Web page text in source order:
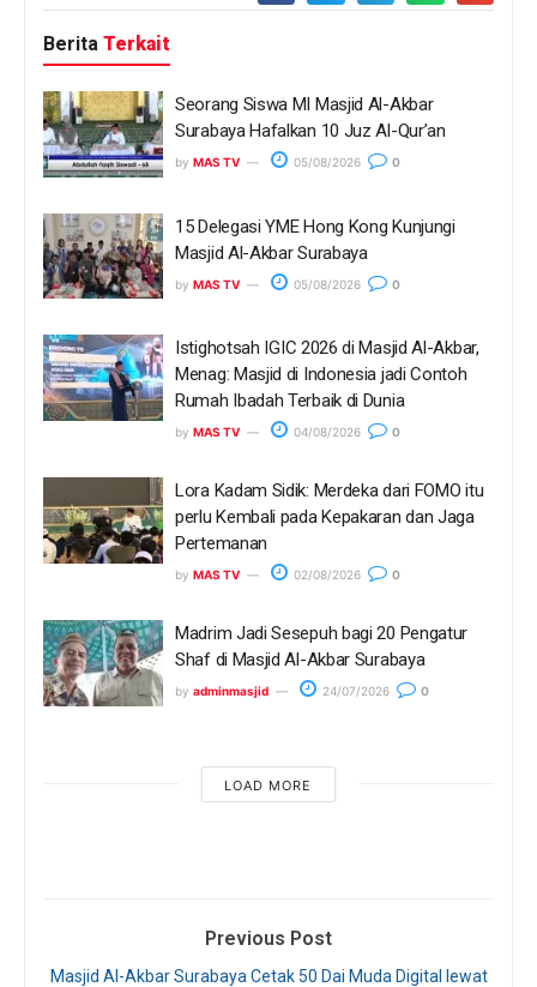
Berita Terkait
Seorang Siswa MI Masjid Al-Akbar
Surabaya Hafalkan 10 Juz Al-Qur’an
by MAS TV 05/08/2026 0
15 Delegasi YME Hong Kong Kunjungi
Masjid Al-Akbar Surabaya
by MAS TV 05/08/2026 0
Istighotsah IGIC 2026 di Masjid Al-Akbar,
Menag: Masjid di Indonesia jadi Contoh
Rumah Ibadah Terbaik di Dunia
by MAS TV 04/08/2026 0
Lora Kadam Sidik: Merdeka dari FOMO itu
perlu Kembali pada Kepakaran dan Jaga
Pertemanan
by MAS TV 02/08/2026 0
Madrim Jadi Sesepuh bagi 20 Pengatur
Shaf di Masjid Al-Akbar Surabaya
by adminmasjid 24/07/2026 0
LOAD MORE
Previous Post
Masjid Al-Akbar Surabaya Cetak 50 Dai Muda Digital lewat